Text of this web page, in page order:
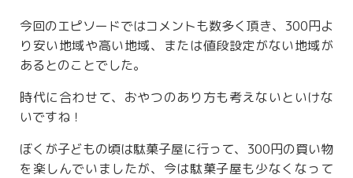
今回のエピソードではコメントも数多く頂き、300円よ
り安い地域や高い地域、または値段設定がない地域が
あるとのことでした。
時代に合わせて、おやつのあり方も考えないといけな
いですね！
ぼくが子どもの頃は駄菓子屋に行って、300円の買い物
を楽しんでいましたが、今は駄菓子屋も少なくなって